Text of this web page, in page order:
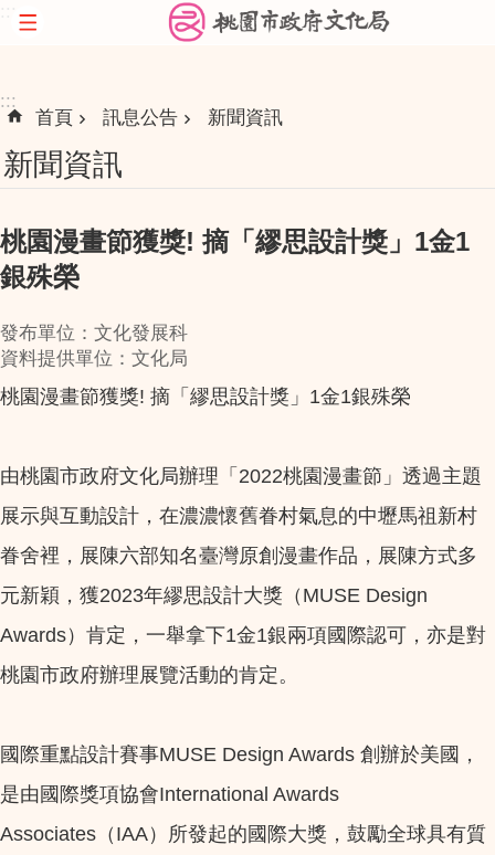
跳到主要內容區塊
:::
首頁 訊息公告 新聞資訊
新聞資訊
桃園漫畫節獲獎! 摘「繆思設計獎」1金1
銀殊榮
發布單位：文化發展科
資料提供單位：文化局
桃園漫畫節獲獎! 摘「繆思設計獎」1金1銀殊榮
由桃園市政府文化局辦理「2022桃園漫畫節」透過主題
展示與互動設計，在濃濃懷舊眷村氣息的中壢馬祖新村
眷舍裡，展陳六部知名臺灣原創漫畫作品，展陳方式多
元新穎，獲2023年繆思設計大獎（MUSE Design
Awards）肯定，一舉拿下1金1銀兩項國際認可，亦是對
桃園市政府辦理展覽活動的肯定。
國際重點設計賽事MUSE Design Awards 創辦於美國，
是由國際獎項協會International Awards
Associates（IAA）所發起的國際大獎，鼓勵全球具有質